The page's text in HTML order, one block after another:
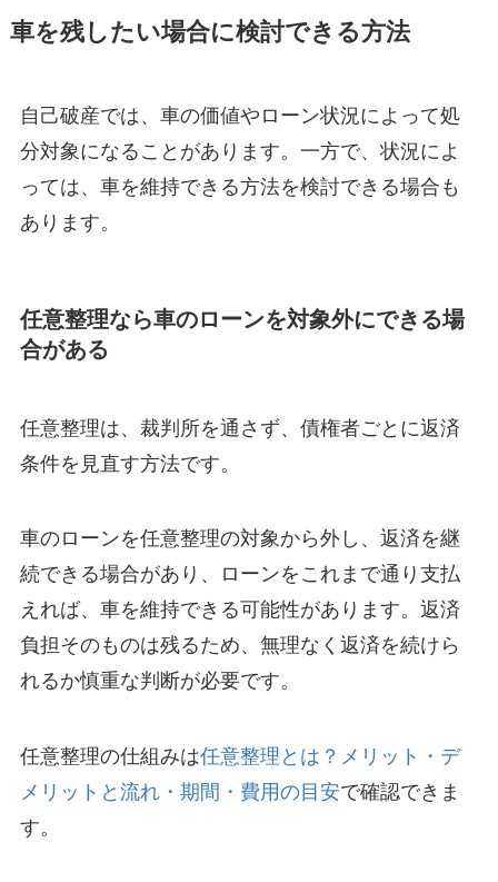
車を残したい場合に検討できる方法
自己破産では、車の価値やローン状況によって処
分対象になることがあります。一方で、状況によ
っては、車を維持できる方法を検討できる場合も
あります。
任意整理なら車のローンを対象外にできる場
合がある
任意整理は、裁判所を通さず、債権者ごとに返済
条件を見直す方法です。
車のローンを任意整理の対象から外し、返済を継
続できる場合があり、ローンをこれまで通り支払
えれば、車を維持できる可能性があります。返済
負担そのものは残るため、無理なく返済を続けら
れるか慎重な判断が必要です。
任意整理の仕組みは任意整理とは？メリット・デ
メリットと流れ・期間・費用の目安で確認できま
す。